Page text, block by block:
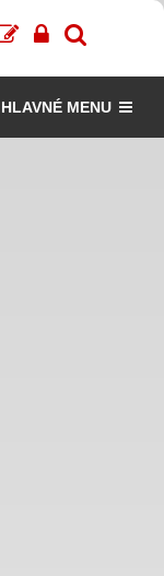
HLAVNÉ MENU